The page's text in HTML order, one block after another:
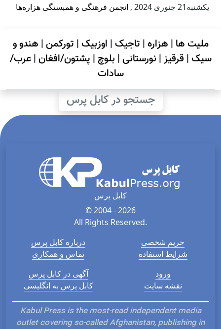
يكشنبه21 جنوری 2024 , انجمن فرهنگی و همبستگی هزاره‌ها
ملیت ها | هزاره| تاجیک| اوزبیک| تورکمن| هندو و
سیک| قرقیز| نورستانی| بلوچ | پشتون/افغان|عرب/
سادات
جستجو در کابل پرس
کابل پرس
© 2004 - 2026
All Rights Reserved.
درباره کابل پرس
تماس و همکاری
حریم شخصی
شرایط استفاده
آگهی در کابل پرس
کابل پرس به انگلیسی
ورود
نقشه سایت
Kabul Press is the most-read independent media
outlet covering so-called Afghanistan, publishing in